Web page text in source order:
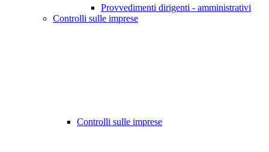
Provvedimenti dirigenti - amministrativi
Controlli sulle imprese
Controlli sulle imprese